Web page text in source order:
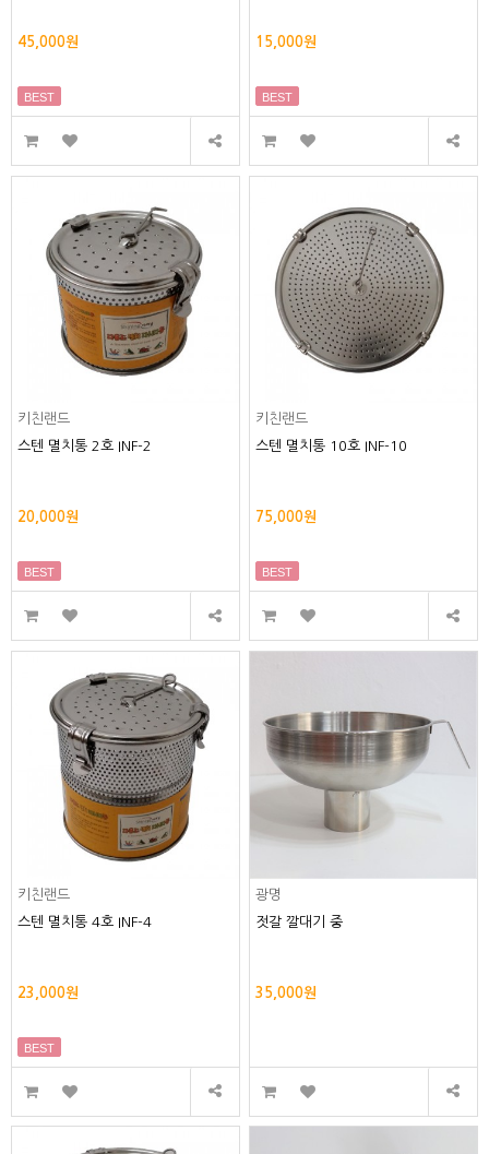
45,000원
BEST
15,000원
BEST
키친랜드
스텐 멸치통 2호 INF-2
20,000원
BEST
키친랜드
스텐 멸치통 10호 INF-10
75,000원
BEST
키친랜드
스텐 멸치통 4호 INF-4
23,000원
BEST
광명
젓갈 깔대기 중
35,000원